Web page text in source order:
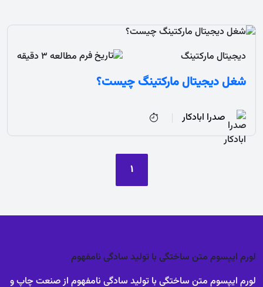
دیجیتال مارکتینگ مطالعه 3 دقیقه
شغل دیجیتال مارکتینگ چیست؟
صدرا ابادکار
1
لورم ایپسوم متن ساختگی با تولید سادگی نامفهوم
لورم ایپسوم متن ساختگی با تولید سادگی نامفهوم از صنعت چاپ و